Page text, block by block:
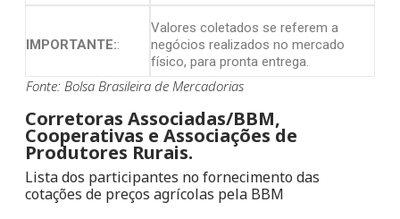
IMPORTANTE::
Valores coletados se referem a
negócios realizados no mercado
físico, para pronta entrega.
Fonte: Bolsa Brasileira de Mercadorias
Corretoras Associadas/BBM,
Cooperativas e Associações de
Produtores Rurais.
Lista dos participantes no fornecimento das
cotações de preços agrícolas pela BBM